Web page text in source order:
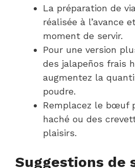
La préparation de
réalisée à l’avance
moment de servir.
Pour une version
des jalapeños frais
augmentez la
poudre.
Remplacez le bœuf
haché ou des
plaisirs.
Suggestions de